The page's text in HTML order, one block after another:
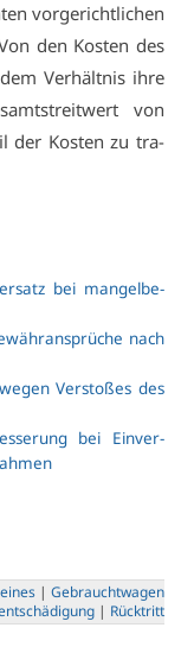
vor­ge­richt­li­chen
den Kos­ten des
Ver­hält­nis ih­re
von
der Kos­ten zu tra­
bei man­gel­be­
nach
Ver­sto­ßes des
bei Ein­ver­
| Ge­braucht­wa­gen
| Rück­tritt